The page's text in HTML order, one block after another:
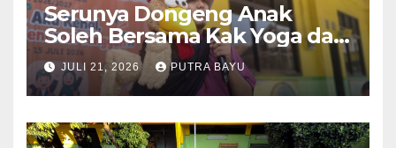
Serunya Dongeng Anak
Soleh Bersama Kak Yoga dan
Piko
JULI 21, 2026 PUTRA BAYU